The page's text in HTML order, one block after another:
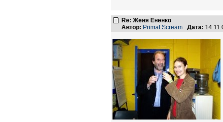
Re: Женя Ененко
Автор: Primal Scream Дата: